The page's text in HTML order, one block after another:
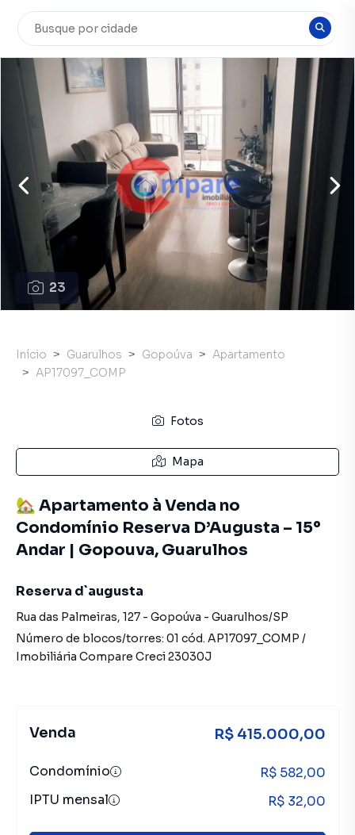
23
Início Guarulhos Gopoúva
Apartamento
AP17097_COMP
Fotos
Mapa
🏡 Apartamento à Venda no
Condomínio Reserva D’Augusta – 15º
Andar | Gopouva, Guarulhos
Reserva d`augusta
Rua das Palmeiras, 127 - Gopoúva - Guarulhos/SP
Número de blocos/torres: 01 cód. AP17097_COMP /
Imobiliária Compare Creci23030J
Venda R$ 415.000,00
Condomínio
R$ 582,00
IPTU mensal
R$ 32,00